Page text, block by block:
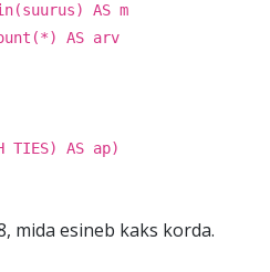
AS m
AS arv
TIES) AS ap)
mida esineb kaks korda.